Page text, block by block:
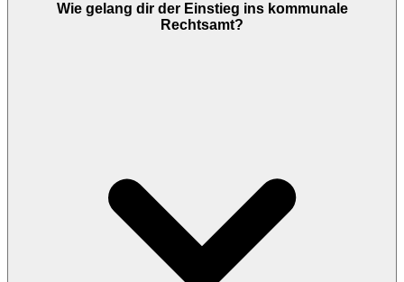
Wie gelang dir der Einstieg ins kommunale
Rechtsamt?